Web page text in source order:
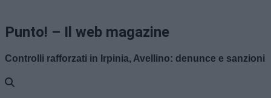
Punto! – Il web magazine
Controlli rafforzati in Irpinia, Avellino: denunce e sanzioni